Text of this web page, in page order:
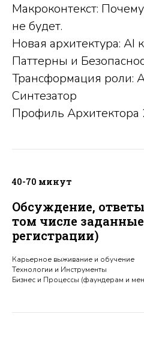
Макроконтекст:
не будет.
Новая архитектура: AI
Паттерны и
Трансформация роли:
Синтезатор
Профиль Архитектора
40-70 минут
Обсуждение,
том числе
регистрации)
Карьерное выживание и обучение
Технологии и Инструменты
Бизнес и Процессы (фаундерам и